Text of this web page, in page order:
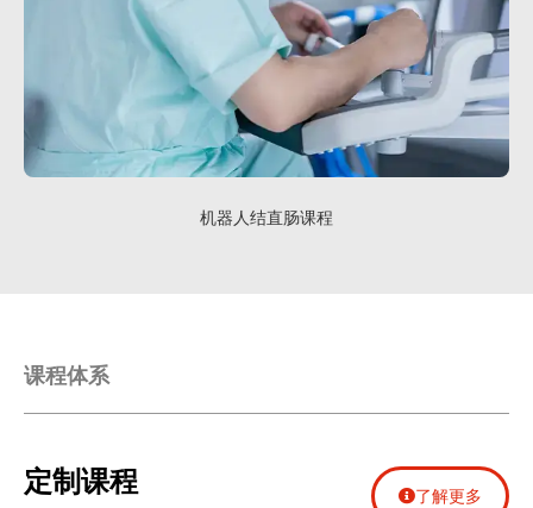
机器人结直肠课程
课程体系
定制课程 了解更多